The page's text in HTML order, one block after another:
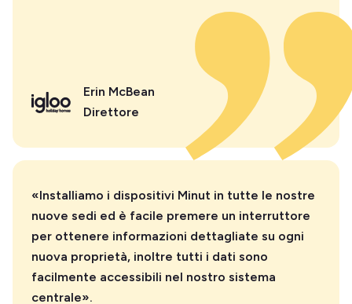
Erin McBean
Direttore
«Installiamo i dispositivi Minut in tutte le nostre
nuove sedi ed è facile premere un interruttore
per ottenere informazioni dettagliate su ogni
nuova proprietà, inoltre tutti i dati sono
facilmente accessibili nel nostro sistema
centrale».